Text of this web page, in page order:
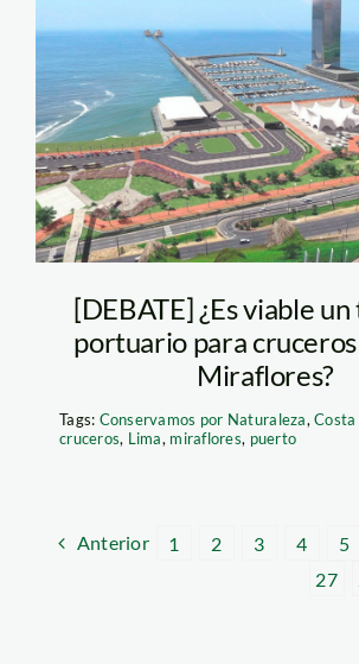
puerto-
costa-verde
[DEBATE] ¿Es viable
portuario para
Miraflores?
Tags: Conservamos por Naturaleza,
cruceros, Lima, miraflores, puerto
Anterior 1 2 3 4 5
27